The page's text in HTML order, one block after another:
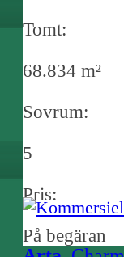
Tomt:
68.834 m²
Sovrum:
5
Pris:
På begäran